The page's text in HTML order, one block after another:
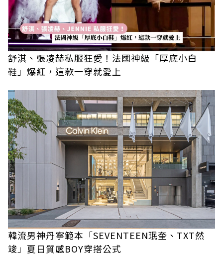
舒淇、張凌赫私服狂愛！法國神級「厚底小白
鞋」爆紅，這款一穿就愛上
韓流男神丹寧範本「SEVENTEEN珉奎、TXT然
竣」夏日質感BOY穿搭公式